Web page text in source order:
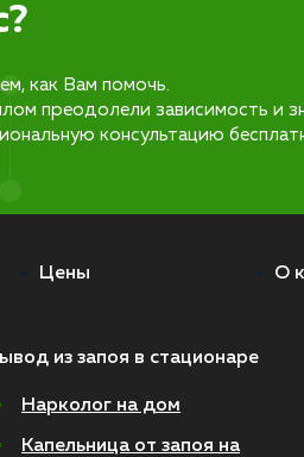
как Вам помочь.
преодолели зависимость и
консультацию
Цены О
из запоя в стационаре
Нарколог на дом
Капельница от запоя на